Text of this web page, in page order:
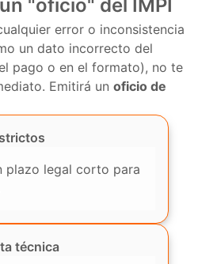
"oficio" del IMPI
error o inconsistencia
un dato incorrecto del
pago o en el formato), no te
Emitirá un oficio de
plazo legal corto para
técnica